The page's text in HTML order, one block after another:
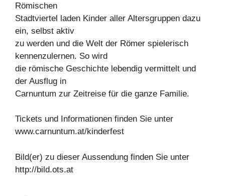
Römischen
Stadtviertel laden Kinder aller Altersgruppen dazu
ein, selbst aktiv
zu werden und die Welt der Römer spielerisch
kennenzulernen. So wird
die römische Geschichte lebendig vermittelt und
der Ausflug in
Carnuntum zur Zeitreise für die ganze Familie.
Tickets und Informationen finden Sie unter
www.carnuntum.at/kinderfest
Bild(er) zu dieser Aussendung finden Sie unter
http://bild.ots.at